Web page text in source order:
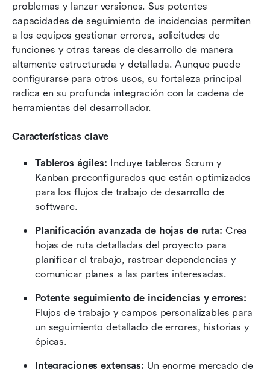
problemas y lanzar versiones. Sus potentes
capacidades de seguimiento de incidencias permiten
a los equipos gestionar errores, solicitudes de
funciones y otras tareas de desarrollo de manera
altamente estructurada y detallada. Aunque puede
configurarse para otros usos, su fortaleza principal
radica en su profunda integración con la cadena de
herramientas del desarrollador.
Características clave
Tableros ágiles: Incluye tableros Scrum y
Kanban preconfigurados que están optimizados
para los flujos de trabajo de desarrollo de
software.
Planificación avanzada de hojas de ruta: Crea
hojas de ruta detalladas del proyecto para
planificar el trabajo, rastrear dependencias y
comunicar planes a las partes interesadas.
Potente seguimiento de incidencias y errores:
Flujos de trabajo y campos personalizables para
un seguimiento detallado de errores, historias y
épicas.
Integraciones extensas: Un enorme mercado de